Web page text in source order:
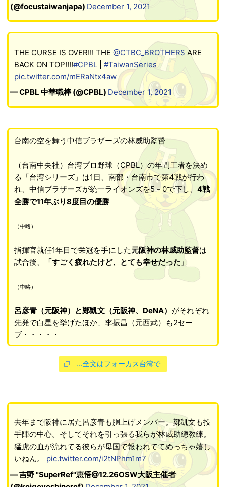
(@focustaiwanjapa) December 1, 2021
THE CURSE IS OVER!!! THE @CTBC_BROTHERS ARE
BACK ON TOP!!!!#CPBL| #TaiwanSeries
pic.twitter.com/mERaNtx4aw
— CPBL 中華職棒 (@CPBL) December 1, 2021
台南の空を舞う中信ブラザーズの林威助監督
（台南中央社）台湾プロ野球（CPBL）の年間王者を決め
る「台湾シリーズ」は1日、南部・台南市で第4戦が行わ
れ、中信ブラザーズが統一ライオンズを5－0で下し、 4戦
全勝で11年ぶり8度目の優勝
（中略）
指揮官就任1年目で栄冠を手にした元阪神の林威助監督は
試合後、
「すごく疲れたけど、とても幸せだった」
（中略）
呂彦青（元阪神）と鄭凱文（元阪神、DeNA） がそれぞれ
先発で白星を挙げたほか、李振昌（元西武）も2セー
ブ・・・・・
…全文はフォーカス台湾で
去年まで阪神に居た呂彦青も胴上げメンバー。鄭凱文も投
手陣の中心。そしてそれを引っ張る我らが林威助總教練。
猛虎の血が流れてる彼らが母国で報われててめっちゃ嬉し
いねん。 pic.twitter.com/i2tNPhm1m7
— 吉野 "SuperRef"恵悟@12.26OSW大阪主催者